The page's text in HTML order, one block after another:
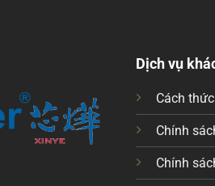
Dịch vụ
Cách
Chính
Chính